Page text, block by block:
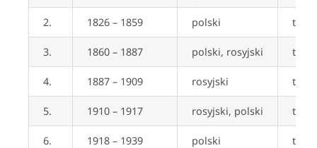
2. 1826 – 1859 polski tak
3. 1860 – 1887 polski, rosyjski tak
4. 1887 – 1909 rosyjski tak
5. 1910 – 1917 rosyjski, polski tak
6. 1918 – 1939 polski tak